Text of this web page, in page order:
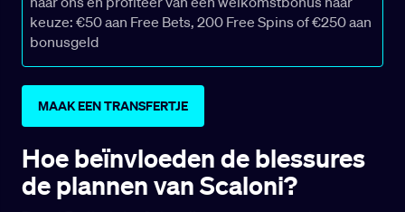
keuze: €50 aan Free Bets, 200 Free Spins of €250 aan
bonusgeld
MAAK EEN TRANSFERTJE
Hoe beïnvloeden de blessures
de plannen van Scaloni?